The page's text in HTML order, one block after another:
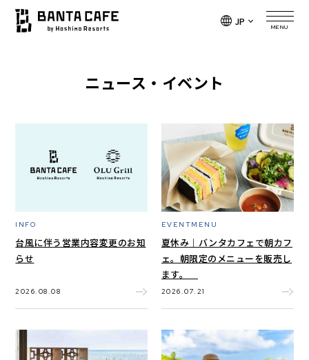
JP
MENU
ニュース・イベント
INFO
台風に伴う営業内容変更のお知
らせ
2026.08.08
EVENTMENU
夏休み｜バンタカフェで朝カフ
ェ。朝限定のメニューを販売し
ます。
2026.07.21